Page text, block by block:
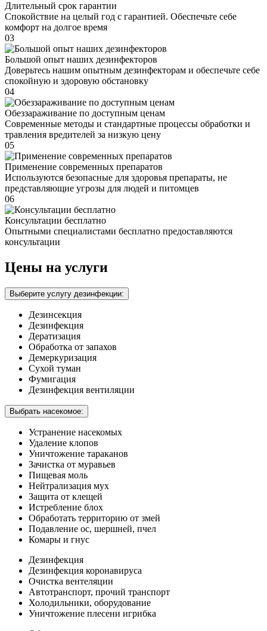
Длительный срок гарантии
Спокойствие на целый год с гарантией. Обеспечьте себе
комфорт на долгое время
03
Большой опыт наших дезинфекторов
Доверьтесь нашим опытным дезинфекторам и обеспечьте себе
спокойную и здоровую обстановку
04
Обеззараживание по доступным ценам
Современные методы и стандартные процессы обработки и
травления вредителей за низкую цену
05
Применение современных препаратов
Используются безопасные для здоровья препараты, не
представляющие угрозы для людей и питомцев
06
Консультации бесплатно
Опытными специалистами бесплатно предоставляются
консультации
Цены на услуги
Выберите услугу дезинфекции:
Дезинсекция
Дезинфекция
Дератизация
Обработка от запахов
Демеркуризация
Сухой туман
Фумигация
Дезинфекция вентиляции
Выбрать насекомое:
Устранение насекомых
Удаление клопов
Уничтожение тараканов
Зачистка от муравьев
Пищевая моль
Нейтрализация мух
Защита от клещей
Истребление блох
Обработать территорию от змей
Подавление ос, шершней, пчел
Комары и гнус
Дезинфекция
Дезинфекция коронавируса
Очистка вентеляции
Автотранспорт, прочий транспорт
Холодильники, оборудование
Уничтожение плесени игрибка